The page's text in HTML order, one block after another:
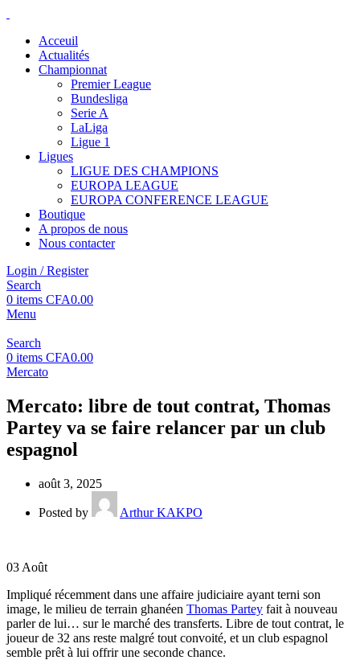
Acceuil
Actualités
Championnat
Premier League
Bundesliga
Serie A
LaLiga
Ligue 1
Ligues
LIGUE DES CHAMPIONS
EUROPA LEAGUE
EUROPA CONFERENCE LEAGUE
Boutique
A propos de nous
Nous contacter
Login / Register
Search
0 items CFA0.00
Menu
Search
0 items CFA0.00
Mercato
Mercato: libre de tout contrat, Thomas
Partey va se faire relancer par un club
espagnol
août 3, 2025
Posted by Arthur KAKPO
03 Août
Impliqué récemment dans une affaire judiciaire ayant terni son
image, le milieu de terrain ghanéen Thomas Partey fait à nouveau
parler de lui… sur le marché des transferts. Libre de tout contrat, le
joueur de 32 ans reste malgré tout convoité, et un club espagnol
semble prêt à lui offrir une seconde chance.